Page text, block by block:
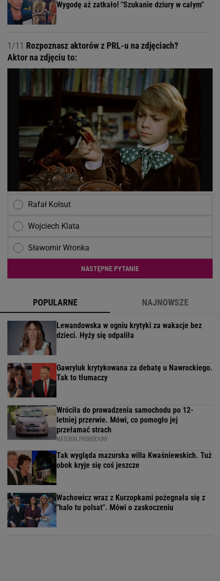
Wygodę aż zatkało! "Szukanie dziury w całym"
1/11 Rozpoznasz aktorów z PRL-u na zdjęciach?
Aktor na zdjęciu to:
Rafał Kołsut
Wojciech Klata
Sławomir Wronka
NASTĘPNE PYTANIE
POPULARNE NAJNOWSZE
Lewandowska w ogniu krytyki za wakacje bez
dzieci. Hyży się odpaliła
Gawryluk krytykowana za debatę u Nawrockiego.
Tak to tłumaczy
Wróciła do prowadzenia samochodu po 12-
letniej przerwie. Mówi, co pomogło jej
przełamać strach
MATERIAŁ PROMOCYJNY
Tak wygląda mazurska willa Kwaśniewskich. Tuż
obok kryje się coś jeszcze
Wachowicz wraz z Kurzopkami pożegnała się z
"halo tu polsat". Mówi o zaskoczeniu